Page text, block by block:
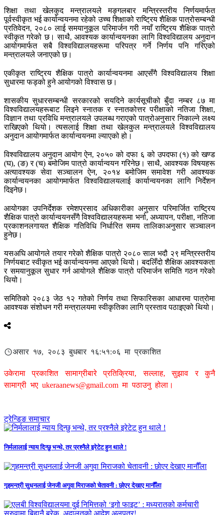
शिक्षा तथा खेलकुद मन्त्रालयले मङ्गलबार मन्त्रिस्तरीय निर्णयमार्फत
पूर्वस्वीकृत भई कार्यान्वयनमा रहेको उच्च शिक्षाको राष्ट्रिय शैक्षिक पात्रोसम्बन्धी
प्रतिवेदन, २०८० लाई समयानुकूल परिमार्जन गरी नयाँ राष्ट्रिय शैक्षिक पात्रो
स्वीकृत गरेको छ। साथै, आवश्यक कार्यान्वयनका लागि विश्वविद्यालय अनुदान
आयोगमार्फत सबै विश्वविद्यालयहरूमा परिपत्र गर्ने निर्णय पनि गरिएको
मन्त्रालयले जनाएको छ।
एकीकृत राष्ट्रिय शैक्षिक पात्रो कार्यान्वयनमा आएसँगै विश्वविद्यालय शिक्षा
सुधारमा फड्को हुने आयोगको विश्वास छ।
शासकीय सुधारसम्बन्धी सरकारको सयदिने कार्यसूचीको बुँदा नम्बर ८७ मा
विश्वविद्यालयहरूबाट लिइने स्नातक र स्नातकोत्तर परीक्षाको नतिजा शिक्षा,
विज्ञान तथा प्रविधि मन्त्रालयले उपलब्ध गराएको पात्रोअनुसार निकाल्ने लक्ष्य
राखिएको थियो। त्यसलाई शिक्षा तथा खेलकुल मन्त्रालयले विश्वविद्यालय
अनुदान आयोगमार्फत कार्यान्वयनमा ल्याएको हो।
विश्वविद्यालय अनुदान आयोग ऐन, २०५० को दफा ६ को उपदफा (१) को खण्ड
(घ), (ङ) र (च) बमोजिम पात्रो कार्यान्वयन गरिनेछ। साथै, आवश्यक विषयहरू
अत्यावश्यक सेवा सञ्चालन ऐन, २०१४ बमोजिम समावेश गरी आवश्यक
कार्यान्वयनका आयोगमार्फत विश्वविद्यालयलाई कार्यान्वयनका लागि निर्देशन
दिइनेछ।
आयोगका उपनिर्देशक रमेशप्रसाद अधिकारीका अनुसार परिमार्जित राष्ट्रिय
शैक्षिक पात्रो कार्यान्वयनसँगै विश्वविद्यालयहरूमा भर्ना, अध्यापन, परीक्षा, नतिजा
प्रकाशनलगायत शैक्षिक गतिविधि निर्धारित समय तालिकाअनुसार सञ्चालन
हुनेछ।
यसअघि आयोगले तयार गरेको शैक्षिक पात्रो २०८० साल भदौ २९ मन्त्रिस्तरीय
निर्णयबाट स्वीकृत भई कार्यान्वयनमा आएको थियो। बदलिँदो शैक्षिक आवश्यकता
र समयानुकूल सुधार गर्न आयोगले शैक्षिक पात्रो परिमार्जन समिति गठन गरेको
थियो।
समितिको २०८३ जेठ १२ गतेको निर्णय तथा सिफारिसका आधारमा पात्रोमा
आवश्यक संशोधन गरी मन्त्रालयमा स्वीकृतिका लागि प्रस्ताव पठाइएको थियो।
असार १७, २०८३ बुधबार १६:५१:०६ मा प्रकाशित
उकेरामा प्रकाशित सामाग्रीबारे प्रतिक्रिया, सल्लाह, सुझाव र कुनै
सामाग्री भए ukeraanews@gmail.com मा पठाउनु होला।
ट्रेन्डिङ समाचार
निर्मलालाई न्याय दिन्छु भन्थे, तर प्रश्नैले इरेटेट हुन थाले !
गृहमन्त्री सुधनलाई जेनजी अगुवा मिराजको चेतावनी : छोएर देखाए मानौँला